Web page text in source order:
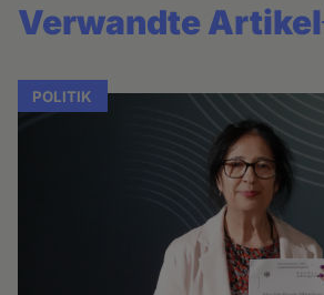
Verwandte Artikel
POLITIK